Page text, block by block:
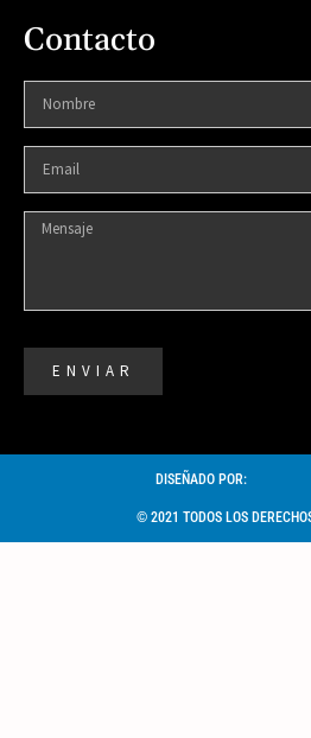
Contacto
ENVIAR
DISEÑADO POR:
© 2021 TODOS LOS